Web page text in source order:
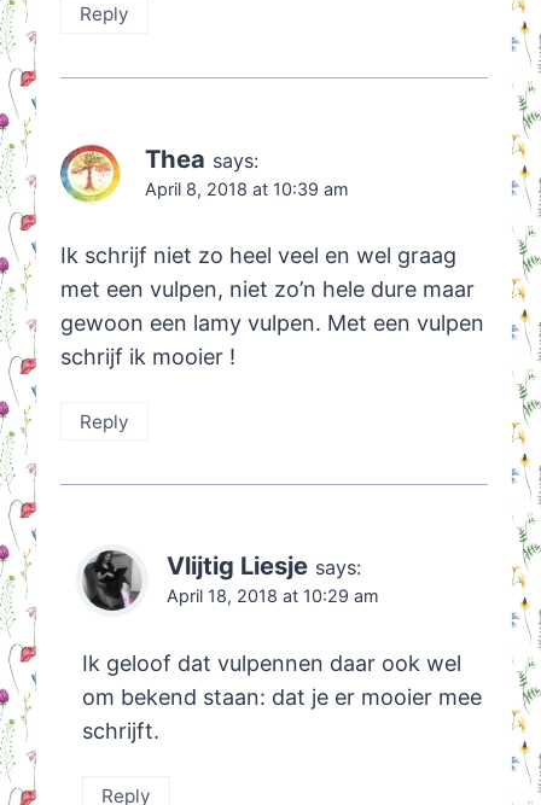
Reply
Thea says:
April 8, 2018 at 10:39 am
Ik schrijf niet zo heel veel en wel graag
met een vulpen, niet zo’n hele dure maar
gewoon een lamy vulpen. Met een vulpen
schrijf ik mooier !
Reply
Vlijtig Liesje says:
April 18, 2018 at 10:29 am
Ik geloof dat vulpennen daar ook wel
om bekend staan: dat je er mooier mee
schrijft.
Reply